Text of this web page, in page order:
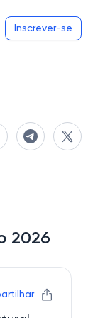
Inscrever-se
2026